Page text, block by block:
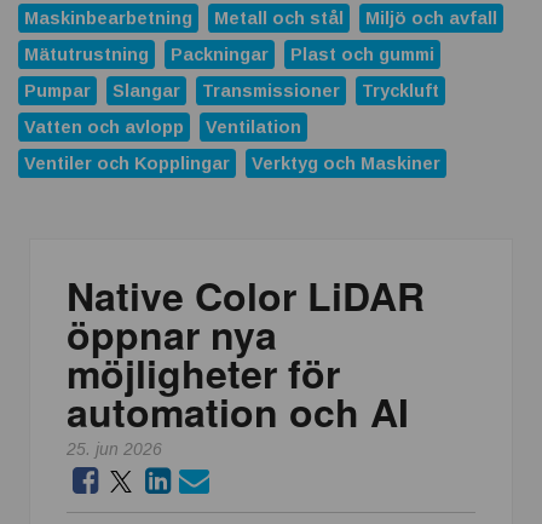
Maskinbearbetning
Metall och stål
Miljö och avfall
Mätutrustning
Packningar
Plast och gummi
Pumpar
Slangar Transmissioner
Tryckluft
Vatten och avlopp
Ventilation
Ventiler och Kopplingar
Verktyg och Maskiner
Native Color LiDAR
öppnar nya
möjligheter för
automation och AI
25. jun 2026